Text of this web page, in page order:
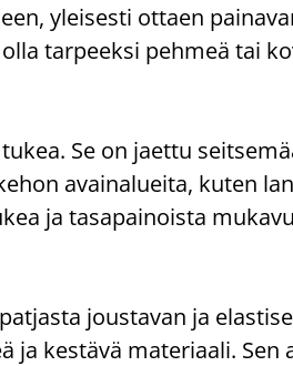
yleisesti ottaen
tarpeeksi pehmeä tai
Se on jaettu
avainalueita, kuten
ja tasapainoista
joustavan ja
kestävä materiaali. Sen